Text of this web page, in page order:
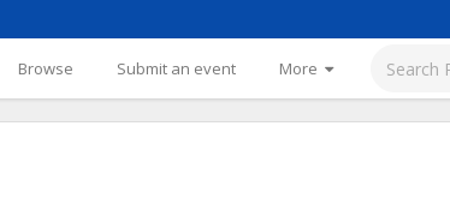
Browse Submit an event More